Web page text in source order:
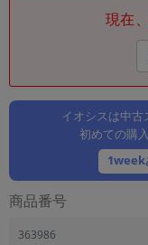
現在
イオシスは中
初めての購
1week
商品番号
363986
「スマートフォン」「タブレット
メーカー
製造、販売メーカーの絞り込み
機能・特徴
商品の搭載機能による絞り込み